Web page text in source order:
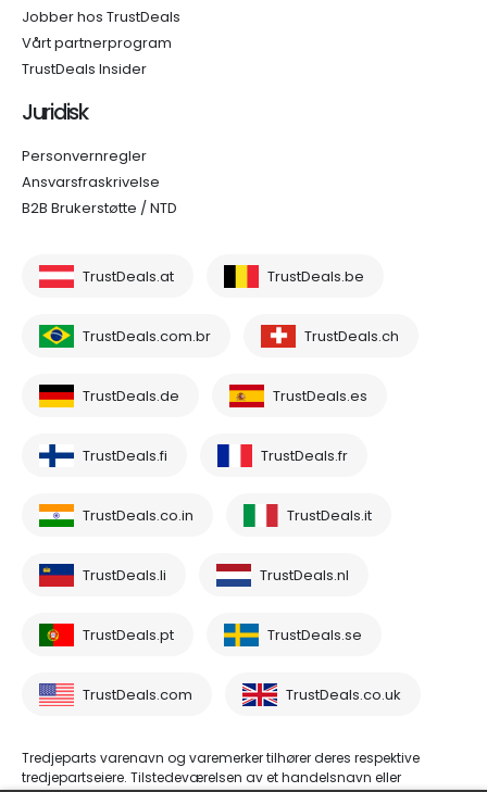
Jobber hos TrustDeals
Vårt partnerprogram
TrustDeals Insider
Juridisk
Personvernregler
Ansvarsfraskrivelse
B2B Brukerstøtte / NTD
TrustDeals.at TrustDeals.be
TrustDeals.com.br TrustDeals.ch
TrustDeals.de TrustDeals.es
TrustDeals.fi TrustDeals.fr
TrustDeals.co.in TrustDeals.it
TrustDeals.li TrustDeals.nl
TrustDeals.pt TrustDeals.se
TrustDeals.com TrustDeals.co.uk
Tredjeparts varenavn og varemerker tilhører deres respektive
tredjepartseiere. Tilstedeværelsen av et handelsnavn eller